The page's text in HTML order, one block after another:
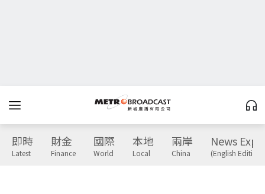
即時
Latest
財金
Finance
國際
World
本地
Local
兩岸
China
News
(English Edition)